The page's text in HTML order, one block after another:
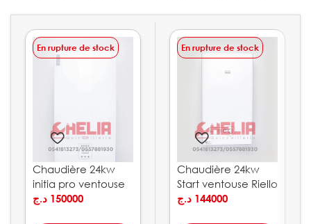
En rupture de stock
Chaudière 24kw
initia pro ventouse
Chappée
150000 د.ج
En rupture de stock
Chaudière 24kw
Start ventouse Riello
144000 د.ج